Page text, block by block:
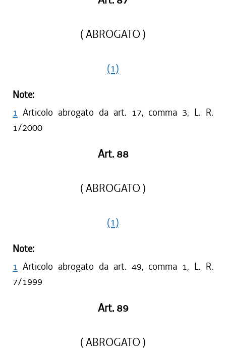
( ABROGATO )
(1)
Note:
1 Articolo abrogato da art. 17, comma 3, L. R.
1/2000
Art. 88
( ABROGATO )
(1)
Note:
1 Articolo abrogato da art. 49, comma 1, L. R.
7/1999
Art. 89
( ABROGATO )